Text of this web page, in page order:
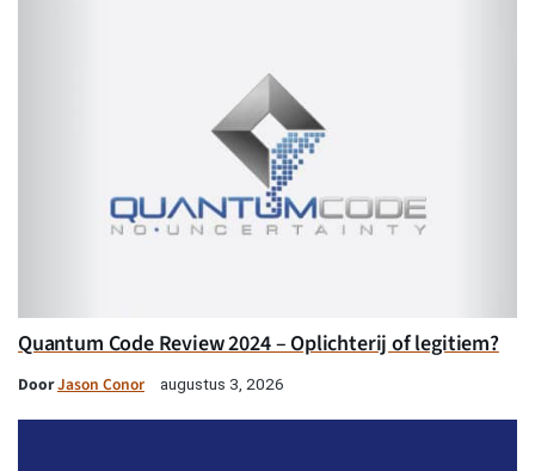
Quantum Code Review 2024 – Oplichterij of legitiem?
DoorJason Conor augustus 3, 2026